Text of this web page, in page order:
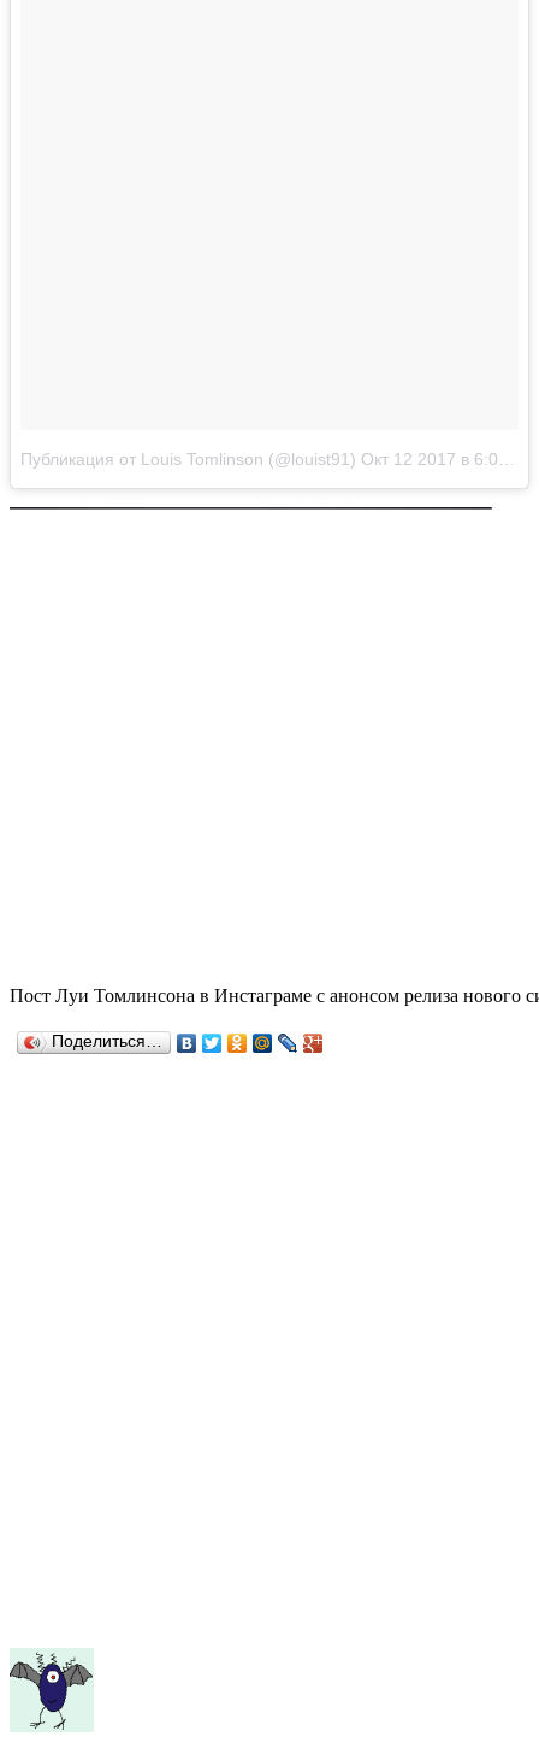
Публикация от Louis Tomlinson (@louist91) Окт 12 2017 в 6:05 PDT
Пост Луи Томлинсона в Инстаграме с анонсом релиза нового
Поделиться…